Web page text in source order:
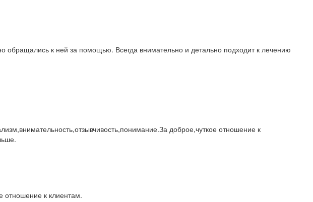
обращались к ней за помощью. Всегда внимательно и детально подходит к лечению
доброе,чуткое отношение к
отношение к клиентам.